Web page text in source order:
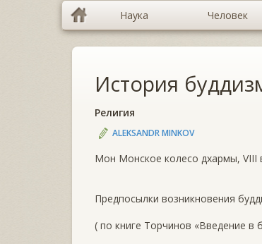
Наука Человек
История
Религия
ALEKSANDR MINKOV
Мон Монское колесо дхармы, VIII
Предпосылки возникновения
( по книге Торчинов «Введение в